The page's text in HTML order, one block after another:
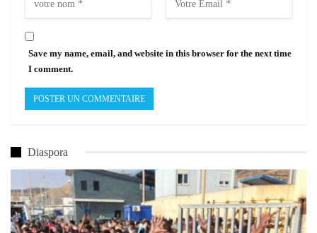
Save my name, email, and website in this browser for the next time
I comment.
Diaspora